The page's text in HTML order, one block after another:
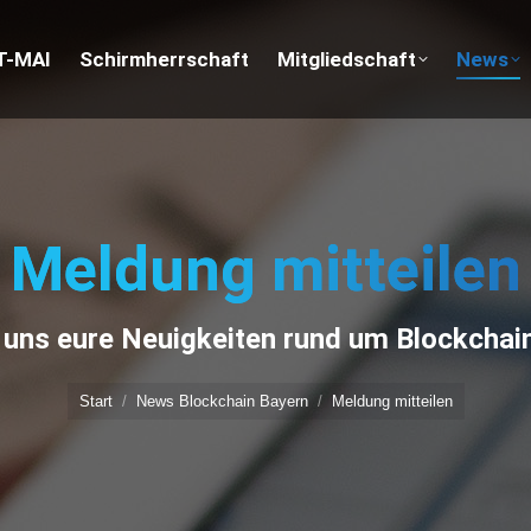
MAI Schirmherrschaft Mitgliedschaft News
Meldung mitteilen
eure Neuigkeiten rund um
Sie befinden sich hier:
Start News Blockchain Bayern Meldung mitteilen
uns NFT-MAI Schirmherrschaft Mitgliedschaft